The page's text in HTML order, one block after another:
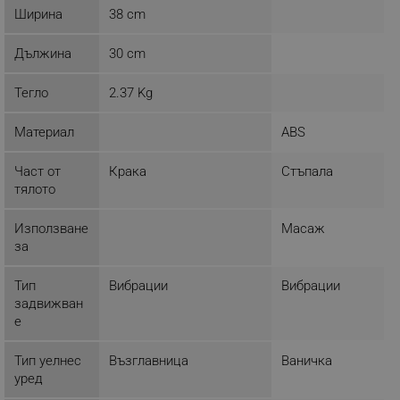
Ширина 38 cm
Дължина 30 cm
Тегло 2.37 Kg
Материал ABS
Част от
тялото
Крака Стъпала
Използване
за
Масаж
Тип
задвижван
е
Вибрации Вибрации
Тип уелнес
уред
Възглавница Ваничка
_nzm_id_92166-7699
_sgf_session_id .alleop.bg
.alleop.bg